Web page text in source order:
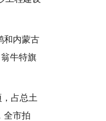
和内蒙古
牛特旗
占总土
全市拍